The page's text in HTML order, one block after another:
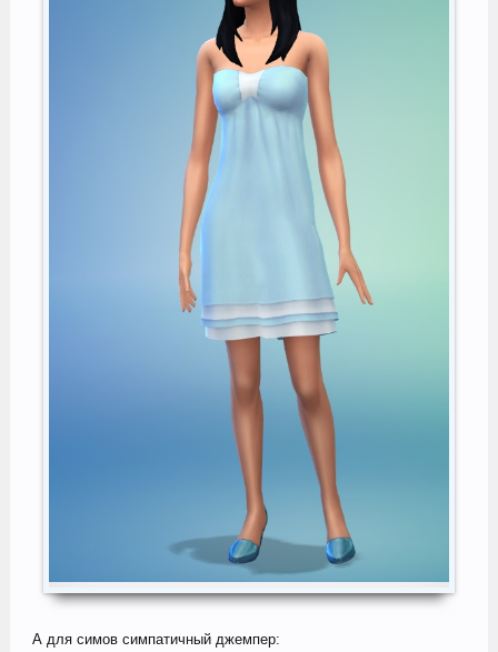
А для симов симпатичный джемпер: